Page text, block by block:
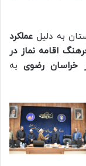
به دلیل عملکرد
اقامه نماز در
خراسان رضویبه